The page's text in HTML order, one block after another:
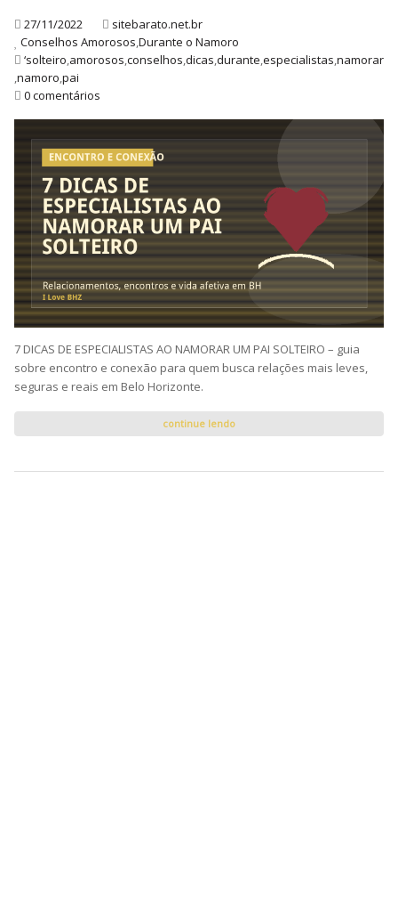
27/11/2022
sitebarato.net.br
Conselhos Amorosos,Durante o Namoro
‘solteiro,amorosos,conselhos,dicas,durante,especialistas,namorar
,namoro,pai
0 comentários
7 DICAS DE ESPECIALISTAS AO NAMORAR UM PAI SOLTEIRO – guia
sobre encontro e conexão para quem busca relações mais leves,
seguras e reais em Belo Horizonte.
continue lendo